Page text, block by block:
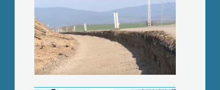
Együttműködéssel a
vadkármegelőzés érdekében